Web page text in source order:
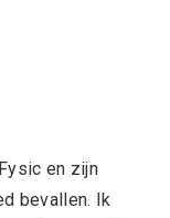
en zijn
bevallen. Ik